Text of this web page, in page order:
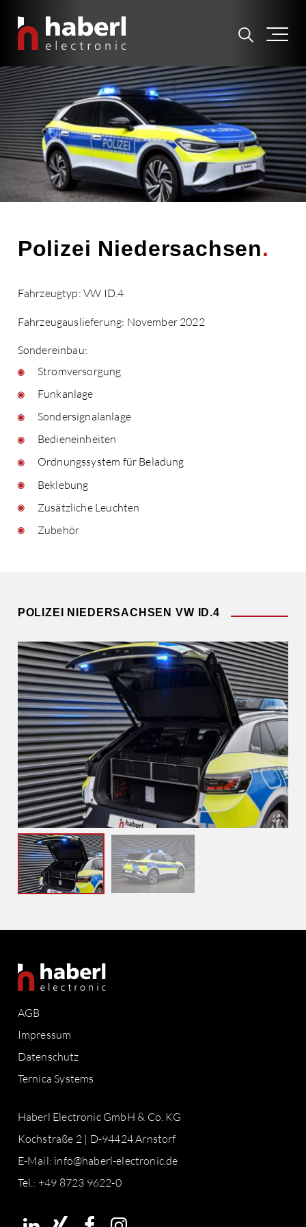
Polizei Niedersachsen.
Fahrzeugtyp: VW ID.4
Fahrzeugauslieferung: November 2022
Sondereinbau:
Stromversorgung
Funkanlage
Sondersignalanlage
Bedieneinheiten
Ordnungssystem für Beladung
Beklebung
Zusätzliche Leuchten
Zubehör
POLIZEI NIEDERSACHSEN VW ID.4
AGB
Impressum
Datenschutz
Ternica Systems
Haberl Electronic GmbH & Co. KG
Kochstraße 2 | D-94424 Arnstorf
E-Mail: info@haberl-electronic.de
Tel.: +49 8723 9622-0